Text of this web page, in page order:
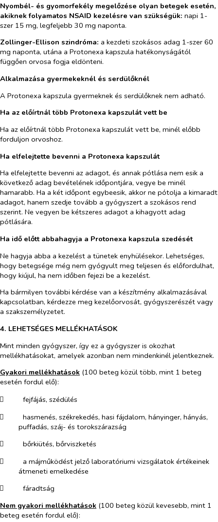
Nyombél- és gyomorfekély megelőzése olyan betegek esetén,
akiknek folyamatos NSAID kezelésre van szükségük: napi 1-
szer 15 mg, legfeljebb 30 mg naponta.
Zollinger-Ellison szindróma: a kezdeti szokásos adag 1-szer 60
mg naponta, utána a Protonexa kapszula hatékonyságától
függően orvosa fogja eldönteni.
Alkalmazása gyermekeknél és serdülőknél
A Protonexa kapszula gyermeknek és serdülőknek nem adható.
Ha az előírtnál több Protonexa kapszulát vett be
Ha az előírtnál több Protonexa kapszulát vett be, minél előbb
forduljon orvoshoz.
Ha elfelejtette bevenni a Protonexa kapszulát
Ha elfelejtette bevenni az adagot, és annak pótlása nem esik a
következő adag bevételének időpontjára, vegye be minél
hamarabb. Ha a két időpont egybeesik, akkor ne pótolja a kimaradt
adagot, hanem szedje tovább a gyógyszert a szokásos rend
szerint. Ne vegyen be kétszeres adagot a kihagyott adag
pótlására.
Ha idő előtt abbahagyja a Protonexa kapszula szedését
Ne hagyja abba a kezelést a tünetek enyhülésekor. Lehetséges,
hogy betegsége még nem gyógyult meg teljesen és előfordulhat,
hogy kiújul, ha nem időben fejezi be a kezelést.
Ha bármilyen további kérdése van a készítmény alkalmazásával
kapcsolatban, kérdezze meg kezelőorvosát, gyógyszerészét vagy
a szakszemélyzetet.
4. LEHETSÉGES MELLÉKHATÁSOK
Mint minden gyógyszer, így ez a gyógyszer is okozhat
mellékhatásokat, amelyek azonban nem mindenkinél jelentkeznek.
Gyakori mellékhatások (100 beteg közül több, mint 1 beteg
esetén fordul elő):
​
fejfájás, szédülés
​
hasmenés, székrekedés, hasi fájdalom, hányinger, hányás,
puffadás, száj- és torokszárazság
​
bőrkiütés, bőrviszketés
​
a májműködést jelző laboratóriumi vizsgálatok értékeinek
átmeneti emelkedése
​
fáradtság
Nem gyakori mellékhatások (100 beteg közül kevesebb, mint 1
beteg esetén fordul elő):